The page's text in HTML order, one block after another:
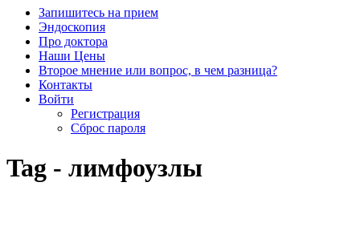
Запишитесь на прием
Эндоскопия
Про доктора
Наши Цены
Второе мнение или вопрос, в чем разница?
Контакты
Войти
Регистрация
Сброс пароля
Tag - лимфоузлы